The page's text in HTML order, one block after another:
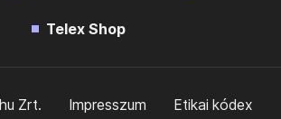
Telex Shop
Zrt. Impresszum Etikai kódex